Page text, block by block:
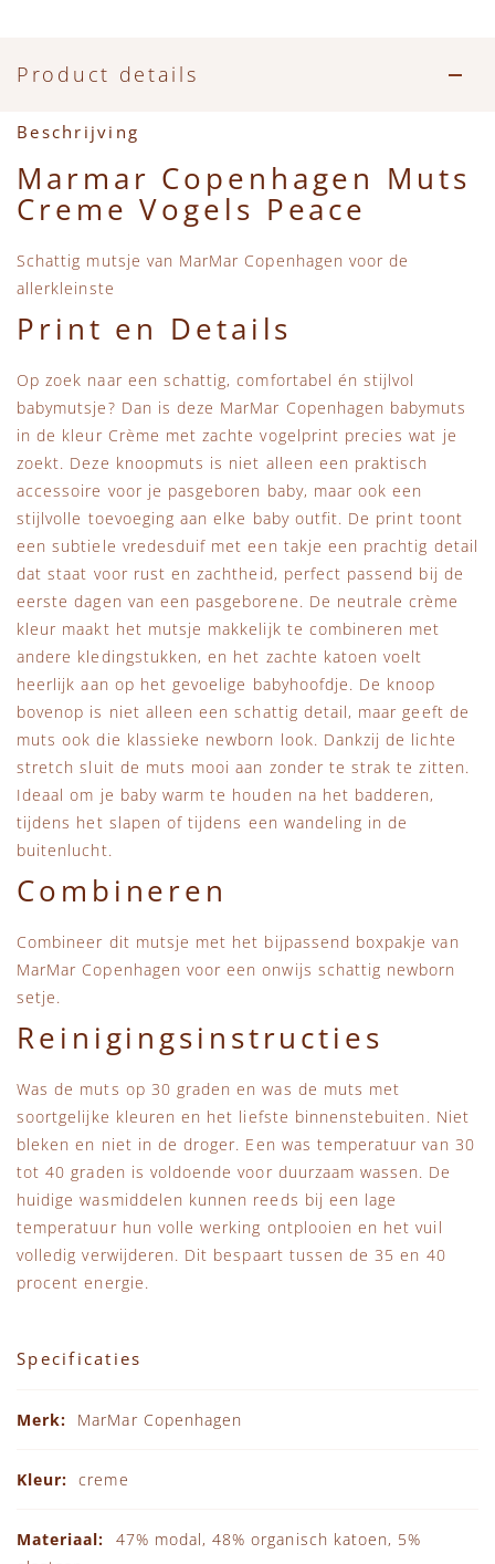
Zwemkleding
Feestkleding
Beren, Speendoekjes en Knuffeldoekjes
Tassen
Verzorgingsproducten
Beren
Mini Rodini
+1 in the family
New Balance
Piupiuchick
Sproet & Sprout
Tiny Cottons
Product details
Beschrijving
Marmar Copenhagen Muts
Creme Vogels Peace
Schattig mutsje van MarMar Copenhagen voor de
allerkleinste
Print en Details
Op zoek naar een schattig, comfortabel én stijlvol
babymutsje? Dan is deze MarMar Copenhagen babymuts
in de kleur Crème met zachte vogelprint precies wat je
zoekt. Deze knoopmuts is niet alleen een praktisch
accessoire voor je pasgeboren baby, maar ook een
stijlvolle toevoeging aan elke baby outfit. De print toont
een subtiele vredesduif met een takje een prachtig detail
dat staat voor rust en zachtheid, perfect passend bij de
eerste dagen van een pasgeborene. De neutrale crème
kleur maakt het mutsje makkelijk te combineren met
andere kledingstukken, en het zachte katoen voelt
heerlijk aan op het gevoelige babyhoofdje. De knoop
bovenop is niet alleen een schattig detail, maar geeft de
muts ook die klassieke newborn look. Dankzij de lichte
stretch sluit de muts mooi aan zonder te strak te zitten.
Ideaal om je baby warm te houden na het badderen,
tijdens het slapen of tijdens een wandeling in de
buitenlucht.
Combineren
Combineer dit mutsje met het bijpassend boxpakje van
MarMar Copenhagen voor een onwijs schattig newborn
setje.
Reinigingsinstructies
Was de muts op 30 graden en was de muts met
soortgelijke kleuren en het liefste binnenstebuiten. Niet
bleken en niet in de droger. Een was temperatuur van 30
tot 40 graden is voldoende voor duurzaam wassen. De
huidige wasmiddelen kunnen reeds bij een lage
temperatuur hun volle werking ontplooien en het vuil
volledig verwijderen. Dit bespaart tussen de 35 en 40
procent energie.
Specificaties
MarMar Copenhagen
creme
47% modal, 48% organisch katoen, 5%